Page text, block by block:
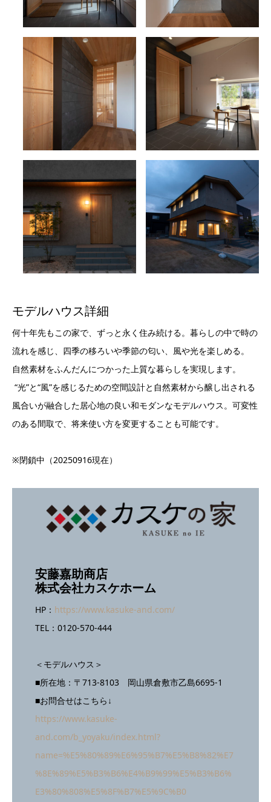
モデルハウス詳細
何十年先もこの家で、ずっと永く住み続ける。暮らしの中で時の
流れを感じ、四季の移ろいや季節の匂い、風や光を楽しめる。
自然素材をふんだんにつかった上質な暮らしを実現します。
“光”と“風”を感じるための空間設計と自然素材から醸し出される
風合いが融合した居心地の良い和モダンなモデルハウス。可変性
のある間取で、将来使い方を変更することも可能です。
※閉鎖中（20250916現在）
安藤嘉助商店
株式会社カスケホーム
HP： https://www.kasuke-and.com/
TEL：0120-570-444
＜モデルハウス＞
■所在地：〒713-8103 岡山県倉敷市乙島6695-1
■お問合せはこちら↓
https://www.kasuke-
and.com/b_yoyaku/index.html?
name=%E5%80%89%E6%95%B7%E5%B8%82%E7
%8E%89%E5%B3%B6%E4%B9%99%E5%B3%B6%
E3%80%808%E5%8F%B7%E5%9C%B0